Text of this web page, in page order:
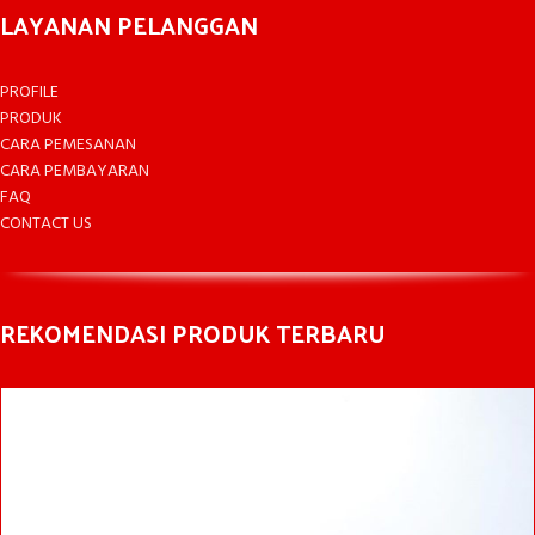
LAYANAN PELANGGAN
PROFILE
PRODUK
CARA PEMESANAN
CARA PEMBAYARAN
FAQ
CONTACT US
REKOMENDASI PRODUK TERBARU